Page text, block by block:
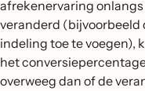
afrekenervaring
veranderd (bijvoorbeeld
indeling toe te voegen),
het
overweeg dan of de